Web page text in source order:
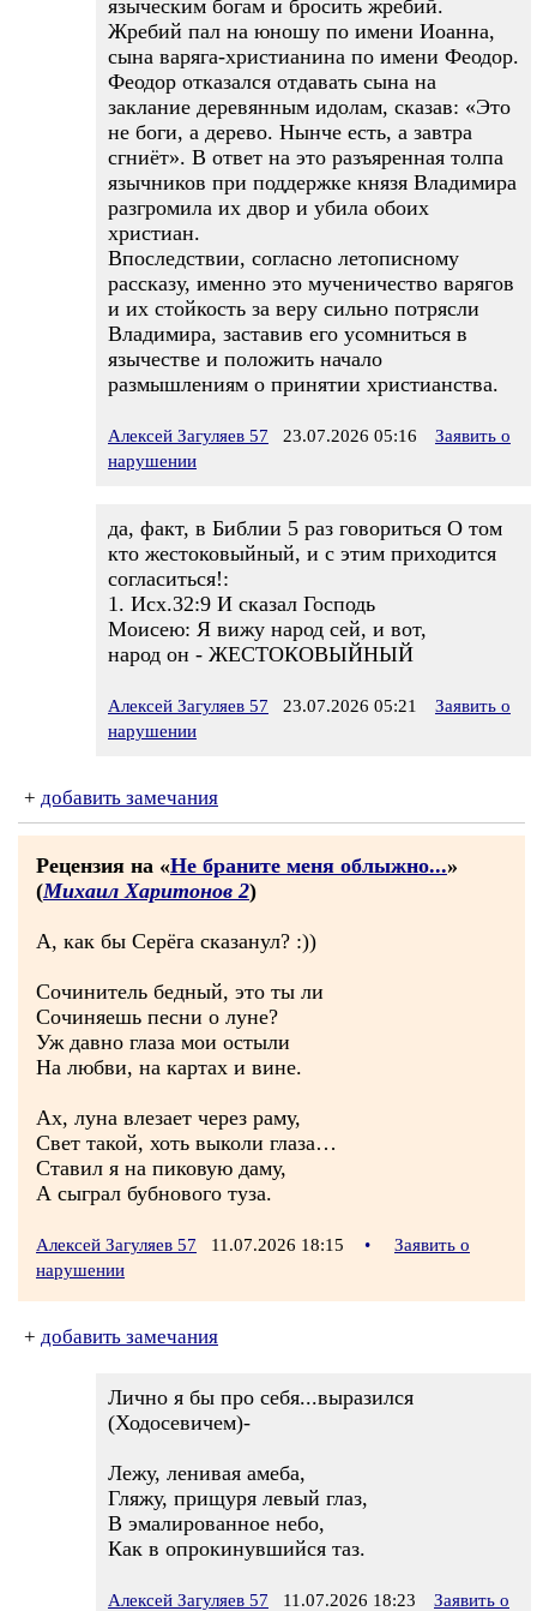
языческим богам и бросить жребий.
Жребий пал на юношу по имени Иоанна,
сына варяга-христианина по имени Феодор.
Феодор отказался отдавать сына на
заклание деревянным идолам, сказав: «Это
не боги, а дерево. Нынче есть, а завтра
сгниёт». В ответ на это разъяренная толпа
язычников при поддержке князя Владимира
разгромила их двор и убила обоих
христиан.
Впоследствии, согласно летописному
рассказу, именно это мученичество варягов
и их стойкость за веру сильно потрясли
Владимира, заставив его усомниться в
язычестве и положить начало
размышлениям о принятии христианства.
Алексей Загуляев 57 23.07.2026 05:16
Заявить о
нарушении
да, факт, в Библии 5 раз говориться О том
кто жестоковыйный, и с этим приходится
согласиться!:
1. Исх.32:9 И сказал Господь
Моисею: Я вижу народ сей, и вот,
народ он - ЖЕСТОКОВЫЙНЫЙ
Алексей Загуляев 57 23.07.2026 05:21
Заявить о
нарушении
+ добавить замечания
Рецензия на «Не браните меня облыжно...»
(Михаил Харитонов 2)
А, как бы Серёга сказанул? :))
Сочинитель бедный, это ты ли
Сочиняешь песни о луне?
Уж давно глаза мои остыли
На любви, на картах и вине.
Ах, луна влезает через раму,
Свет такой, хоть выколи глаза…
Ставил я на пиковую даму,
А сыграл бубнового туза.
Алексей Загуляев 57 11.07.2026 18:15 •
Заявить о
нарушении
+ добавить замечания
Лично я бы про себя...выразился
(Ходосевичем)-
Лежу, ленивая амеба,
Гляжу, прищуря левый глаз,
В эмалированное небо,
Как в опрокинувшийся таз.
Алексей Загуляев 57 11.07.2026 18:23
Заявить о